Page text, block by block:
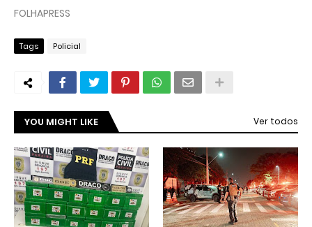
FOLHAPRESS
Tags Policial
YOU MIGHT LIKE Ver todos